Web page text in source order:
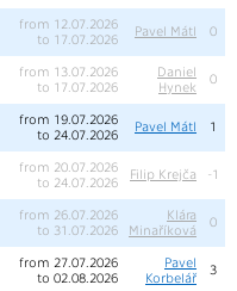
from 12.07.2026
to 17.07.2026
Pavel Mátl 0
from 13.07.2026
to 17.07.2026
Daniel
Hynek
0
from 19.07.2026
to 24.07.2026
Pavel Mátl 1
from 20.07.2026
to 24.07.2026
Filip Krejča -1
from 26.07.2026
to 31.07.2026
Klára
Minaříková
0
from 27.07.2026
to 02.08.2026
Pavel
Korbelář
3